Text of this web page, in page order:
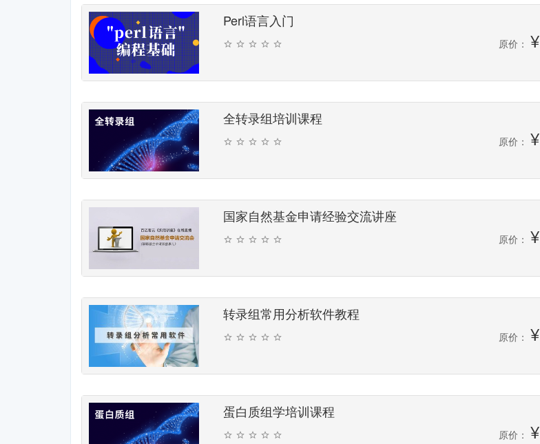
Perl语言入门
原价： ¥
全转录组培训课程
原价： ¥
国家自然基金申请经验交流讲座
原价： ¥
转录组常用分析软件教程
原价： ¥
蛋白质组学培训课程
原价： ¥